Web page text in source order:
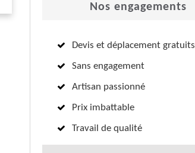
Nos engagements
Devis et déplacement gratuits
Sans engagement
Artisan passionné
Prix imbattable
Travail de qualité